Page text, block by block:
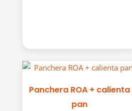
Panchera ROA + calienta
pan